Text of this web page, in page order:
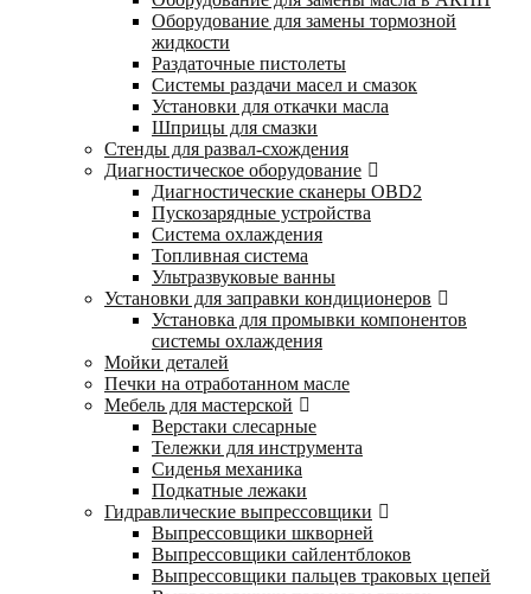
Оборудование для замены тормозной
жидкости
Раздаточные пистолеты
Системы раздачи масел и смазок
Установки для откачки масла
Шприцы для смазки
Стенды для развал-схождения
Диагностическое оборудование
Диагностические сканеры OBD2
Пускозарядные устройства
Система охлаждения
Топливная система
Ультразвуковые ванны
Установки для заправки кондиционеров
Установка для промывки компонентов
системы охлаждения
Мойки деталей
Печки на отработанном масле
Мебель для мастерской
Верстаки слесарные
Тележки для инструмента
Сиденья механика
Подкатные лежаки
Гидравлические выпрессовщики
Выпрессовщики шкворней
Выпрессовщики сайлентблоков
Выпрессовщики пальцев траковых цепей